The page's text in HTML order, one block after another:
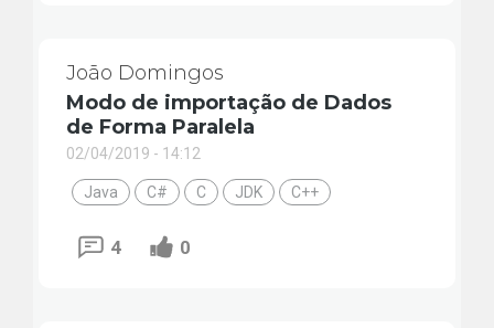
João Domingos
Modo de importação de Dados
de Forma Paralela
02/04/2019 - 14:12
Java C# C JDK C++
4 0